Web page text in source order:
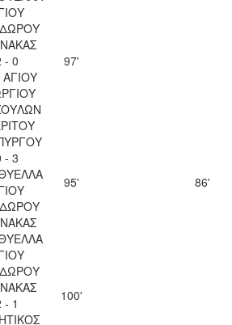
- 0
97'
- 3
95' 86'
- 1
100'